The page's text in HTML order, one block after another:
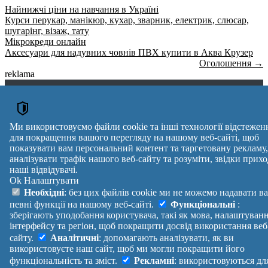
Найнижчі ціни на навчання в Україні
Курси перукар, манікюр, кухар, зварник, електрик, слюсар,
шугарінг, візаж, тату
Мікрокреди онлайн
Аксесуари для надувних човнів ПВХ купити в Аква Крузер
Оголошення →
reklama
послуги
Про проект
Увійти|
Вихід
Ми використовуємо файли cookie та інші технології
для покращення вашого перегляду на нашому веб-сайті, щоб
показувати вам персональний контент та таргетовану рекламу,
аналізувати трафік нашого веб-сайту та розуміти, звідки
наші відвідувачі.
Ok Налаштувати
Необхідні: без цих файлів cookie ми не можемо надавати
певні функції на нашому веб-сайті.
Функціональні :
зберігають уподобання користувача, такі як мова,
інтерфейсу та регіон, щоб покращити досвід використання
сайту.
Аналітичні: допомагають аналізувати, як ви
використовуєте наш сайт, щоб ми могли покращити його
функціональність та зміст.
Рекламні: використовуються